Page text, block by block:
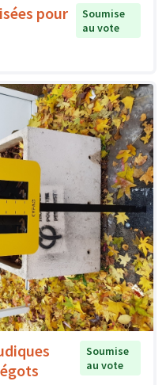
pour
Soumise
au vote
Soumise
au vote